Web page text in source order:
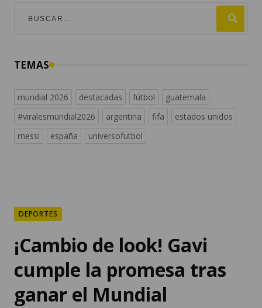
TEMAS
mundial 2026 destacadas fútbol
guatemala
#viralesmundial2026
argentina fifa
estados unidos
messi
españa universofutbol
DEPORTES
¡Cambio de look! Gavi
cumple la promesa tras
ganar el Mundial